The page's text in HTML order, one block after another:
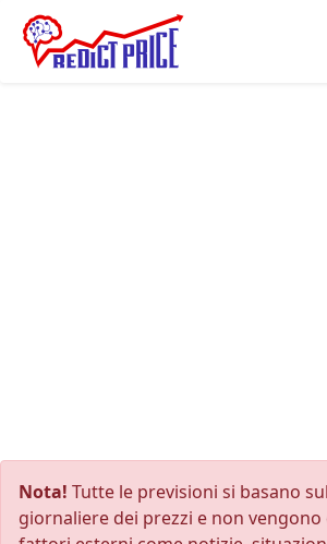
Nota! Tutte le previsioni si basano
giornaliere dei prezzi e non